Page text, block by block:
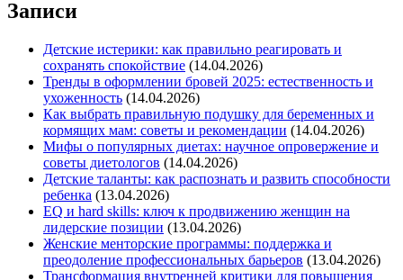
Записи
Детские истерики: как правильно реагировать и
сохранять спокойствие (14.04.2026)
Тренды в оформлении бровей 2025: естественность и
ухоженность (14.04.2026)
Как выбрать правильную подушку для беременных и
кормящих мам: советы и рекомендации (14.04.2026)
Мифы о популярных диетах: научное опровержение и
советы диетологов (14.04.2026)
Детские таланты: как распознать и развить способности
ребенка (13.04.2026)
EQ и hard skills: ключ к продвижению женщин на
лидерские позиции (13.04.2026)
Женские менторские программы: поддержка и
преодоление профессиональных барьеров (13.04.2026)
Трансформация внутренней критики для повышения